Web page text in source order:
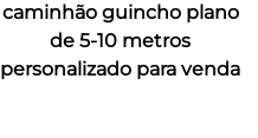
caminhão guincho plano
de 5-10 metros
personalizado para venda